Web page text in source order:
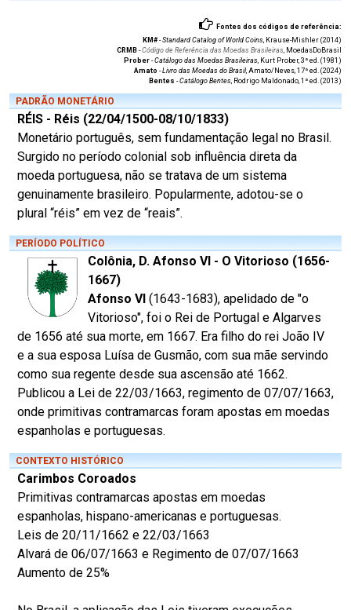
Fontes dos códigos de referência:
KM#-Standard Catalog of World Coins, Krause-Mishler (2014)
CRMB -Código de Referência das Moedas Brasileiras, MoedasDoBrasil
Prober -Catálogo das Moedas Brasileiras, Kurt Prober, 3ª ed. (1981)
Amato -Livro das Moedas do Brasil, Amato/Neves, 17ª ed. (2024)
Bentes -Catálogo Bentes, Rodrigo Maldonado, 1ª ed. (2013)
PADRÃO MONETÁRIO
RÉIS - Réis (22/04/1500-08/10/1833)
Monetário português, sem fundamentação legal no Brasil.
Surgido no período colonial sob influência direta da
moeda portuguesa, não se tratava de um sistema
genuinamente brasileiro. Popularmente, adotou-se o
plural “réis” em vez de “reais”.
PERÍODO POLÍTICO
Colônia, D. Afonso VI - O Vitorioso (1656-
1667)
Afonso VI (1643-1683), apelidado de "o
Vitorioso", foi o Rei de Portugal e Algarves
de 1656 até sua morte, em 1667. Era filho do rei João IV
e a sua esposa Luísa de Gusmão, com sua mãe servindo
como sua regente desde sua ascensão até 1662.
Publicou a Lei de 22/03/1663, regimento de 07/07/1663,
onde primitivas contramarcas foram apostas em moedas
espanholas e portuguesas.
CONTEXTO HISTÓRICO
Carimbos Coroados
Primitivas contramarcas apostas em moedas
espanholas, hispano-americanas e portuguesas.
Leis de 20/11/1662 e 22/03/1663
Alvará de 06/07/1663 e Regimento de 07/07/1663
Aumento de 25%